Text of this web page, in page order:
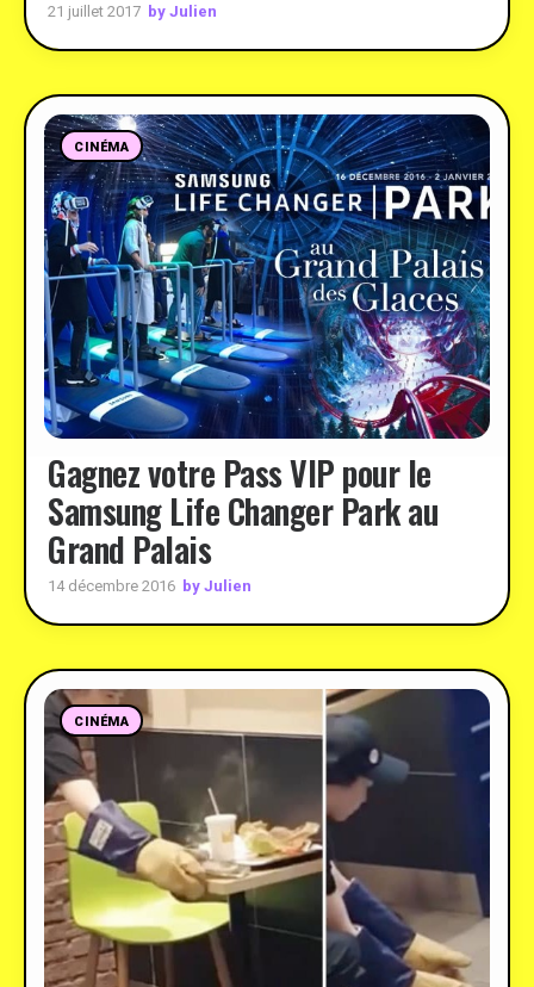
21 juillet 2017 by Julien
CINÉMA
Gagnez votre Pass VIP pour le
Samsung Life Changer Park au
Grand Palais
14 décembre 2016 by Julien
CINÉMA